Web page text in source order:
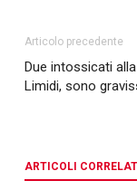
Articolo precedente
Due intossicati
Limidi, sono
ARTICOLI CORRELATI